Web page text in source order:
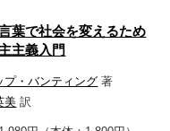
葉で社会を変えるため
主義入門
プ・バンティング 著
美 訳